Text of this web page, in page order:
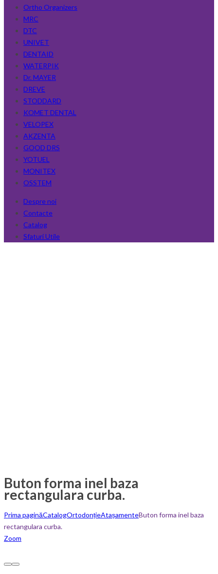
Ortho Organizers
MRC
DTC
UNIVET
DENTAID
WATERPIK
Dr. MAYER
DREVE
STODDARD
KOMET DENTAL
VELOPEX
AKZENTA
GOOD DRS
YOTUEL
MONITEX
OSSTEM
Despre noi
Contacte
Catalog
Sfaturi Utile
Buton forma inel baza
rectangulara curba.
Prima paginăCatalogOrtodonțieAtașamenteButon forma inel baza
rectangulara curba.
Zoom